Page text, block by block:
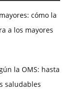
cómo la
a los mayores
la OMS: hasta
saludables